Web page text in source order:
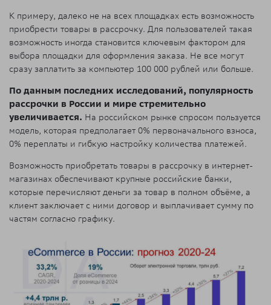
К примеру, далеко не на всех площадках есть возможность
приобрести товары в рассрочку. Для пользователей такая
возможность иногда становится ключевым фактором для
выбора площадки для оформления заказа. Не все могут
сразу заплатить за компьютер 100 000 рублей или больше.
По данным последних исследований, популярность
рассрочки в России и мире стремительно
увеличивается. На российском рынке спросом пользуется
модель, которая предполагает 0% первоначального взноса,
0% переплаты и гибкую настройку количества платежей.
Возможность приобретать товары в рассрочку в интернет-
магазинах обеспечивают крупные российские банки,
которые перечисляют деньги за товар в полном объёме, а
клиент заключает с ними договор и выплачивает сумму по
частям согласно графику.